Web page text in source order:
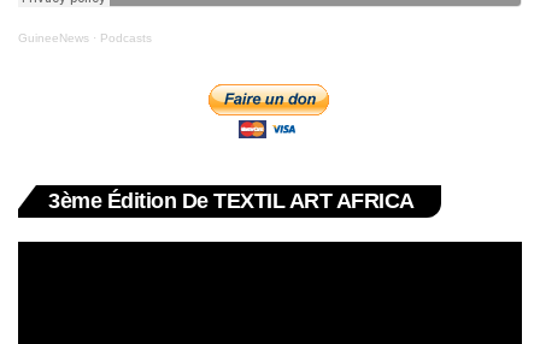
GuineeNews · Podcasts
3ème Édition De TEXTIL ART AFRICA